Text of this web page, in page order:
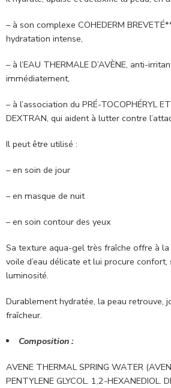
– à son complexe COHEDERM
hydratation intense,
– à l’EAU THERMALE D’AVÈNE, anti-
immédiatement,
– à l’association du PRÉ-TOCOPHÉRYL
DEXTRAN, qui aident à lutter contre
Il peut être utilisé :
– en soin de jour
– en masque de nuit
– en soin contour des yeux
Sa texture aqua-gel très fraîche offre à la
voile d’eau délicate et lui procure
luminosité.
Durablement hydratée, la peau retrouve,
fraîcheur.
Composition :
AVENE THERMAL SPRING WATER
PENTYLENE GLYCOL. 1,2-HEXANEDIOL.